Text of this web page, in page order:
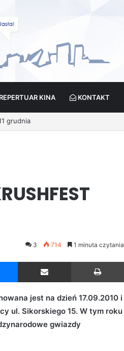
REPERTUAR KINA KONTAKT
3 714 1 minuta czytania
Messenger Udostępnij przez Email
jest na dzień 17.09.2010 i
ul. Sikorskiego 15. W tym roku
gwiazdy